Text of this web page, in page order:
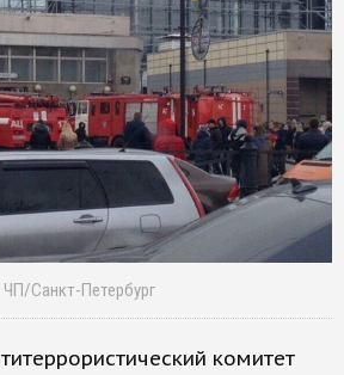
Санкт-Петербург
комитет